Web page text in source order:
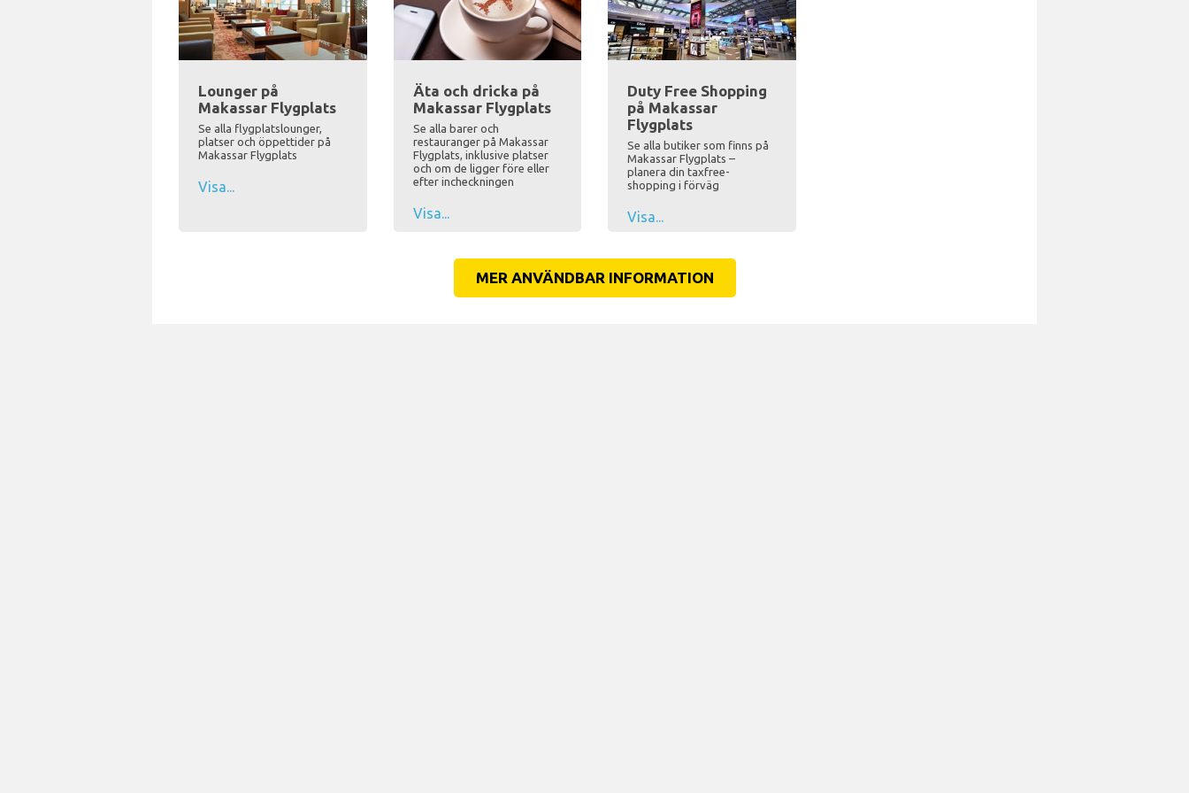
Lounger på
Makassar Flygplats
Se alla flygplatslounger,
platser och öppettider på
Makassar Flygplats
Visa...
Äta och dricka på
Makassar Flygplats
Se alla barer och
restauranger på Makassar
Flygplats, inklusive platser
och om de ligger före eller
efter incheckningen
Visa...
Duty Free Shopping
på Makassar
Flygplats
Se alla butiker som finns på
Makassar Flygplats –
planera din taxfree-
shopping i förväg
Visa...
MER ANVÄNDBAR INFORMATION